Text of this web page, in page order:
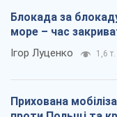
Блокада за
море – час
Ігор Луценко 1,6 т.
Прихована